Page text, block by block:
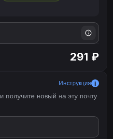
291 ₽
получите новый на эту почту
Инструкция